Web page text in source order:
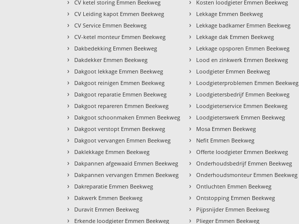
CV ketel storing Emmen Beekweg
› CV Leiding kapot Emmen Beekweg
› CV Service Emmen Beekweg
› CV-ketel monteur Emmen Beekweg
› Dakbedekking Emmen Beekweg
› Dakdekker Emmen Beekweg
› Dakgoot lekkage Emmen Beekweg
› Dakgoot reinigen Emmen Beekweg
› Dakgoot reparatie Emmen Beekweg
› Dakgoot repareren Emmen Beekweg
› Dakgoot schoonmaken Emmen Beekweg
› Dakgoot verstopt Emmen Beekweg
› Dakgoot vervangen Emmen Beekweg
› Daklekkage Emmen Beekweg
› Dakpannen afgewaaid Emmen Beekweg
› Dakpannen vervangen Emmen Beekweg
› Dakreparatie Emmen Beekweg
› Dakwerk Emmen Beekweg
› Duravit Emmen Beekweg
› Erkende loodgieter Emmen Beekweg
Kosten loodgieter Emmen Beekweg
› Lekkage Emmen Beekweg
› Lekkage badkamer Emmen Beekweg
› Lekkage dak Emmen Beekweg
› Lekkage opsporen Emmen Beekweg
› Lood en zinkwerk Emmen Beekweg
› Loodgieter Emmen Beekweg
› Loodgieterproblemen Emmen Beekweg
› Loodgietersbedrijf Emmen Beekweg
› Loodgieterservice Emmen Beekweg
› Loodgieterswerk Emmen Beekweg
› Mosa Emmen Beekweg
› Nefit Emmen Beekweg
› Offerte loodgieter Emmen Beekweg
› Onderhoudsbedrijf Emmen Beekweg
› Onderhoudsmonteur Emmen Beekweg
› Ontluchten Emmen Beekweg
› Ontstopping Emmen Beekweg
› Pijpsnijder Emmen Beekweg
› Plieger Emmen Beekweg